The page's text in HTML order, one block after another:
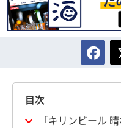
目次
「キリンビール